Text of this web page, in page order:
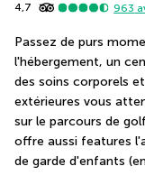
4,7 963
Passez de purs
l'hébergement, un
des soins corporels
extérieures vous
sur le parcours de
offre aussi features
de garde d'enfants